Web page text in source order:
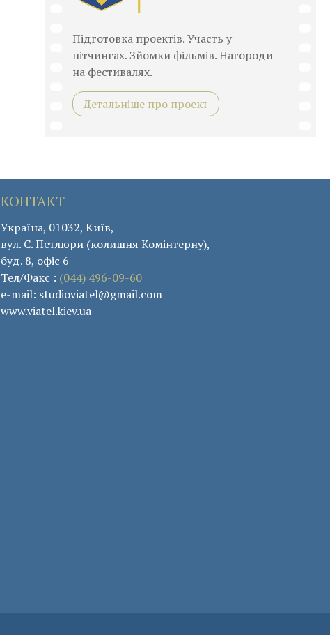
Підготовка проектів. Участь у
пітчингах. Зйомки фільмів. Нагороди
на фестивалях.
Детальніше про проект
КОНТАКТ
Україна, 01032, Київ,
вул. С. Петлюри (колишня Комінтерну),
буд. 8, офіс 6
Тел/Факс : (044) 496-09-60
e-mail: studioviatel@gmail.com
www.viatel.kiev.ua